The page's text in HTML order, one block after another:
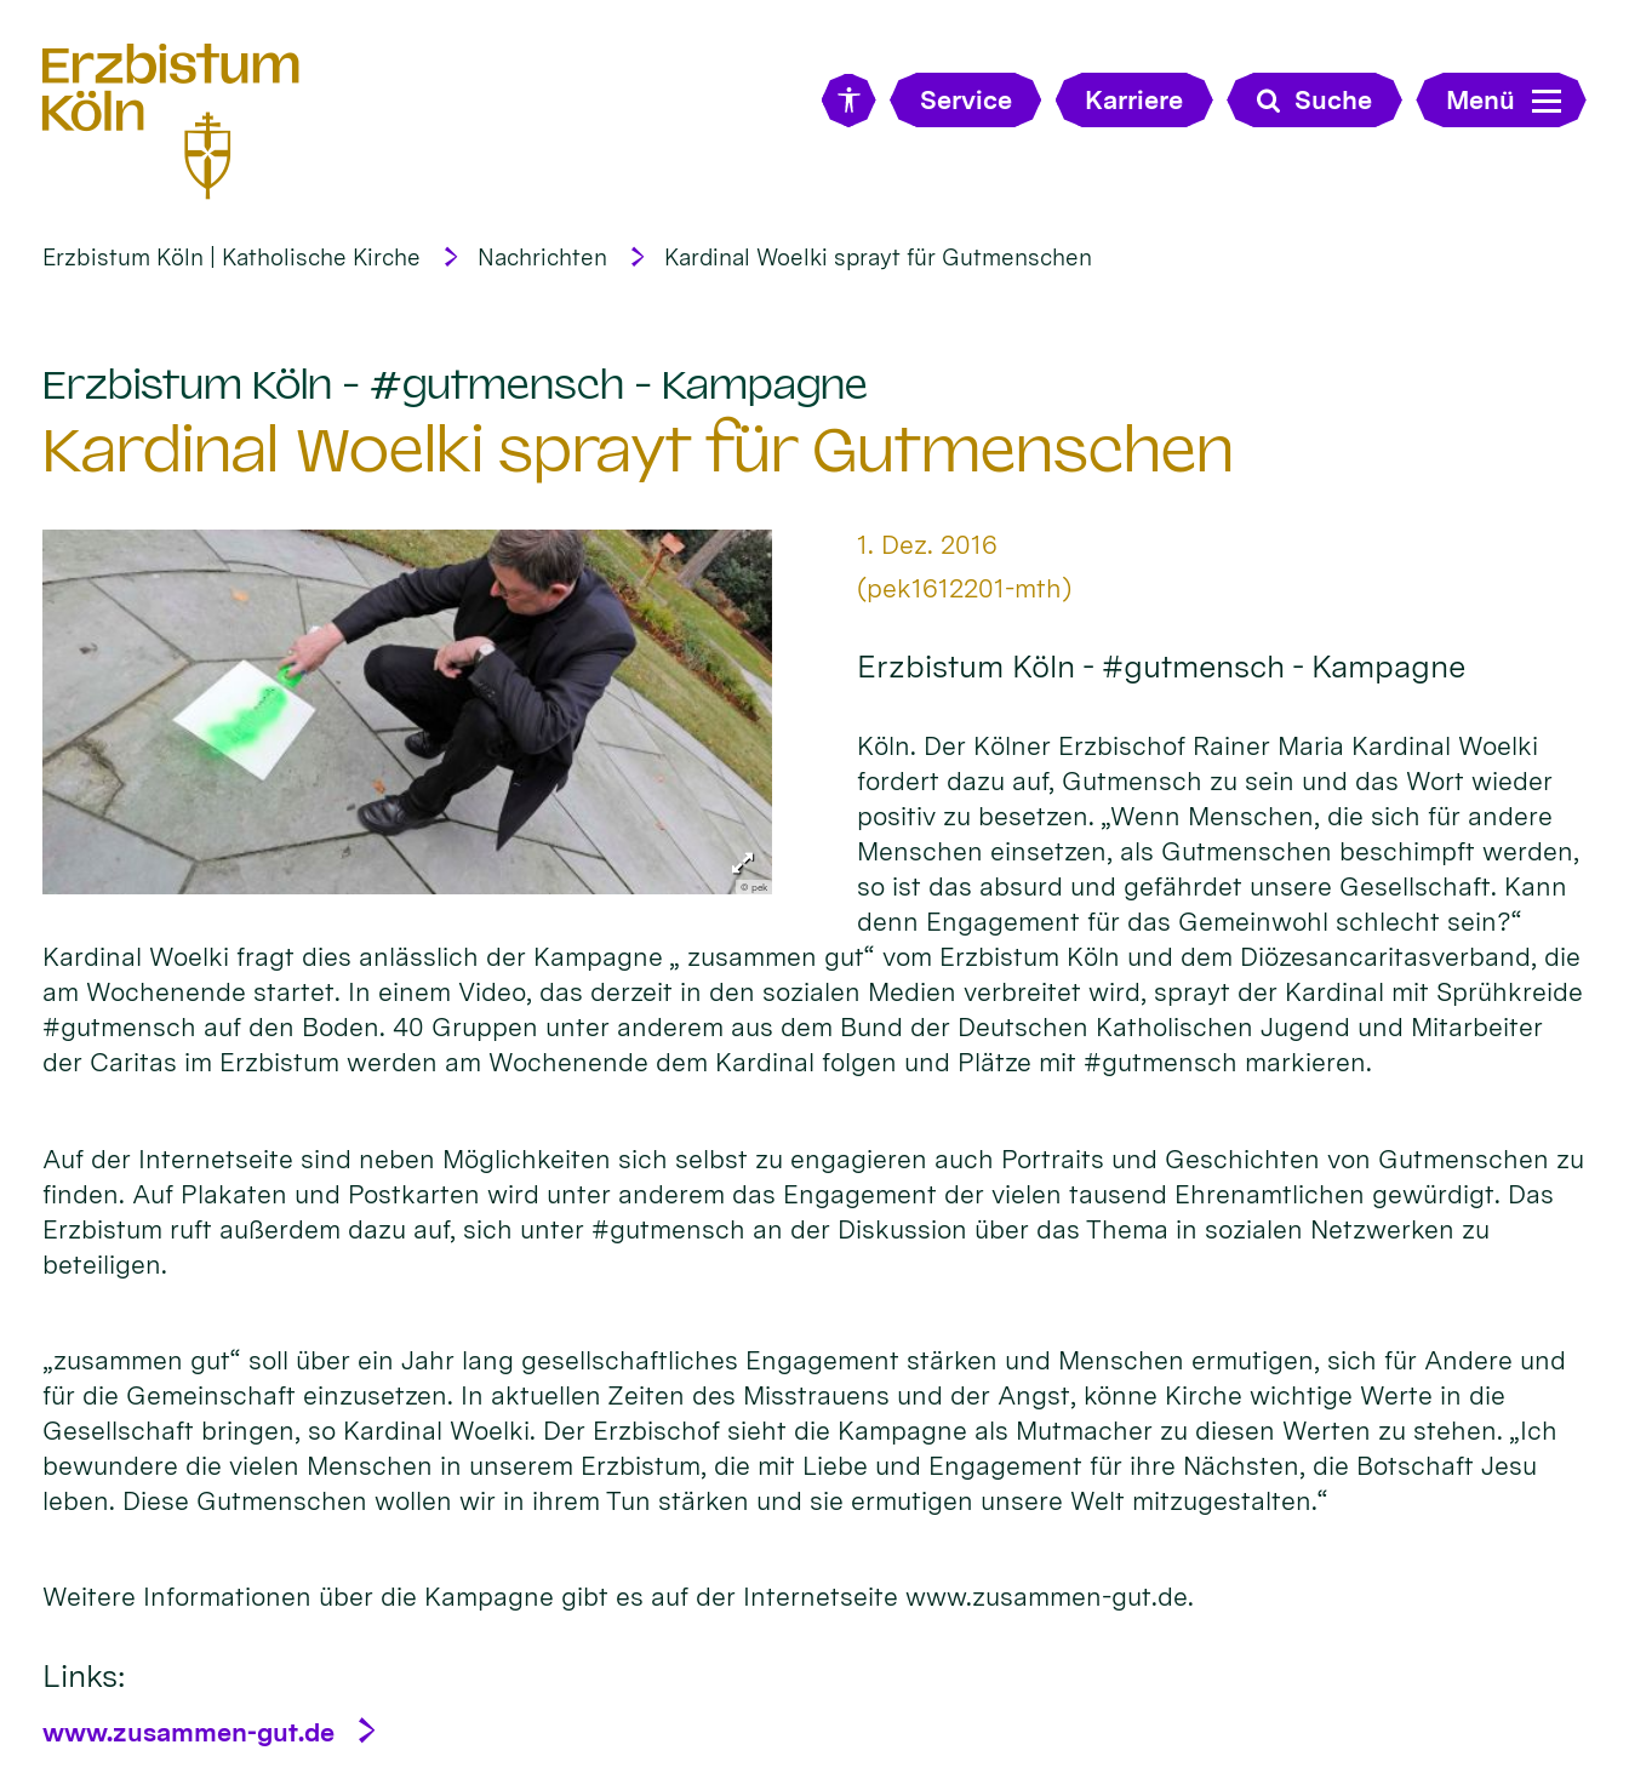
Service Karriere Suche Menü
Erzbistum Köln | Katholische Kirche Nachrichten Kardinal Woelki sprayt für Gutmenschen
Erzbistum Köln - #gutmensch - Kampagne
Kardinal Woelki sprayt für Gutmenschen
© pek
Datum:
1. Dez. 2016
Von:
(pek1612201-mth)
Erzbistum Köln - #gutmensch - Kampagne
Köln. Der Kölner Erzbischof Rainer Maria Kardinal Woelki
fordert dazu auf, Gutmensch zu sein und das Wort wieder
positiv zu besetzen. „Wenn Menschen, die sich für andere
Menschen einsetzen, als Gutmenschen beschimpft werden,
so ist das absurd und gefährdet unsere Gesellschaft. Kann
denn Engagement für das Gemeinwohl schlecht sein?“
Kardinal Woelki fragt dies anlässlich der Kampagne „ zusammen gut“ vom Erzbistum Köln und dem Diözesancaritasverband, die
am Wochenende startet. In einem Video, das derzeit in den sozialen Medien verbreitet wird, sprayt der Kardinal mit Sprühkreide
#gutmensch auf den Boden. 40 Gruppen unter anderem aus dem Bund der Deutschen Katholischen Jugend und Mitarbeiter
der Caritas im Erzbistum werden am Wochenende dem Kardinal folgen und Plätze mit #gutmensch markieren.
Auf der Internetseite sind neben Möglichkeiten sich selbst zu engagieren auch Portraits und Geschichten von Gutmenschen zu
finden. Auf Plakaten und Postkarten wird unter anderem das Engagement der vielen tausend Ehrenamtlichen gewürdigt. Das
Erzbistum ruft außerdem dazu auf, sich unter #gutmensch an der Diskussion über das Thema in sozialen Netzwerken zu
beteiligen.
„zusammen gut“ soll über ein Jahr lang gesellschaftliches Engagement stärken und Menschen ermutigen, sich für Andere und
für die Gemeinschaft einzusetzen. In aktuellen Zeiten des Misstrauens und der Angst, könne Kirche wichtige Werte in die
Gesellschaft bringen, so Kardinal Woelki. Der Erzbischof sieht die Kampagne als Mutmacher zu diesen Werten zu stehen. „Ich
bewundere die vielen Menschen in unserem Erzbistum, die mit Liebe und Engagement für ihre Nächsten, die Botschaft Jesu
leben. Diese Gutmenschen wollen wir in ihrem Tun stärken und sie ermutigen unsere Welt mitzugestalten.“
Weitere Informationen über die Kampagne gibt es auf der Internetseite www.zusammen-gut.de.
Links:
www.zusammen-gut.de